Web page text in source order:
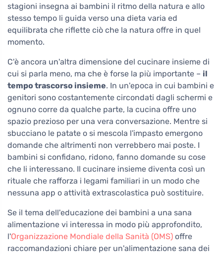
stagioni insegna ai bambini il ritmo della natura e allo
stesso tempo li guida verso una dieta varia ed
equilibrata che riflette ciò che la natura offre in quel
momento.
C'è ancora un'altra dimensione del cucinare insieme di
cui si parla meno, ma che è forse la più importante – il
tempo trascorso insieme. In un'epoca in cui bambini e
genitori sono costantemente circondati dagli schermi e
ognuno corre da qualche parte, la cucina offre uno
spazio prezioso per una vera conversazione. Mentre si
sbucciano le patate o si mescola l'impasto emergono
domande che altrimenti non verrebbero mai poste. I
bambini si confidano, ridono, fanno domande su cose
che li interessano. Il cucinare insieme diventa così un
rituale che rafforza i legami familiari in un modo che
nessuna app o attività extrascolastica può sostituire.
Se il tema dell'educazione dei bambini a una sana
alimentazione vi interessa in modo più approfondito,
l'Organizzazione Mondiale della Sanità (OMS) offre
raccomandazioni chiare per un'alimentazione sana dei